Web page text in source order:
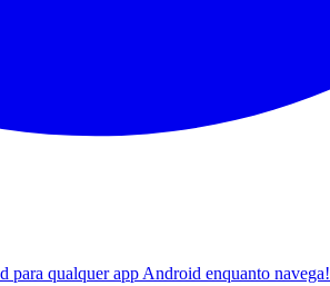
qualquer app Android enquanto navega!